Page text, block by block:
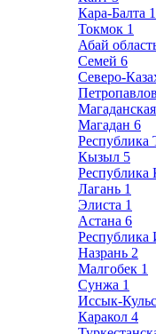
Кара-Балта 1
Токмок 1
Абай
Семей 6
Северо-
Магадан 6
Республика
Кызыл 5
Республика
Лагань 1
Элиста 1
Астана 6
Республика
Назрань 2
Малгобек 1
Сунжа 1
Иссык-
Каракол 4